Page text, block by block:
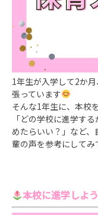
1年生が入学して2か
張っています
そんな1年生に、本校
「どの学校に進学す
めたらいい？」など
輩の声を参考にしてみ
本校に進学しよ